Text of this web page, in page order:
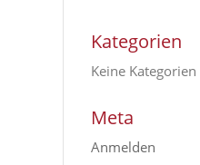
Kategorien
Keine Kategorien
Meta
Anmelden